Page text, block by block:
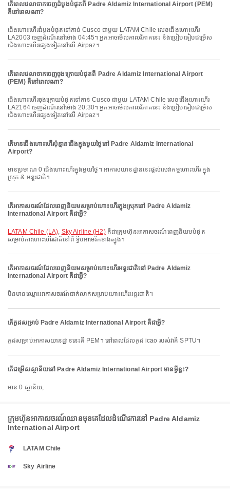
តើពេលវេលាចាកចេញដំបូងបំផុតពី Padre Aldamiz International Airport (PEM)
គឺនៅពេលណា?
ជើងហោះហើរដំបូងបំផុតទៅកាន់ Cusco ជាមួយ LATAM Chile លេខជើងហោះហើរ
LA2003 ចេញដំណើរនៅម៉ោង 04:45។ អ្នកអាចមើលកាលវិភាគនេះ និងប្រៀបធៀបជម្រើស
ជើងហោះហើរផ្សេងទៀតនៅលើ Airpaz។
តើពេលវេលាចាកចេញចុងក្រោយបំផុតពី Padre Aldamiz International Airport
(PEM) គឺនៅពេលណា?
ជើងហោះហើរចុងក្រោយបំផុតទៅកាន់ Cusco ជាមួយ LATAM Chile លេខជើងហោះហើរ
LA2164 ចេញដំណើរនៅម៉ោង 20:30។ អ្នកអាចមើលកាលវិភាគនេះ និងប្រៀបធៀបជម្រើស
ជើងហោះហើរផ្សេងទៀតនៅលើ Airpaz។
តើមានជើងហោះហើរប៉ុន្មានជើងក្នុងមួយថ្ងៃនៅ Padre Aldamiz International
Airport?
មានប្រមាណ 0 ជើងហោះហើរក្នុងមួយថ្ងៃ។ អាកាសយានដ្ឋាននេះផ្តល់សេវាកម្មហោះហើរ ក្នុង
ស្រុក & អន្តរជាតិ។
តើអាកាសចរណ៍ដែលពេញនិយមសម្រាប់ហោះហើរក្នុងស្រុកនៅ Padre Aldamiz
International Airport គឺជាអ្វី?
LATAM Chile (LA), Sky Airline (H2)គឺជាក្រុមហ៊ុនអាកាសចរណ៍ពេញនិយមបំផុត
សម្រាប់ការហោះហើរជាតិនៅពី ទ្វីបអាមេរិកខាងត្បូង។
តើអាកាសចរណ៍ដែលពេញនិយមសម្រាប់ហោះហើរអន្តរជាតិនៅ Padre Aldamiz
International Airport គឺជាអ្វី?
មិនមានឈ្មោះអាកាសចរណ៍ជាក់លាក់សម្រាប់ហោះហើរអន្តរជាតិ។
តើកូដសម្រាប់ Padre Aldamiz International Airport គឺជាអ្វី?
កូដសម្រាប់អាកាសយានដ្ឋាននេះគឺ PEM។ នៅពេលដែលកូដ icao របស់វាគឺ SPTU។
តើជម្រើសស្ថានីយនៅ Padre Aldamiz International Airport មានអ្វីខ្លះ?
មាន 0 ស្ថានីយ,
ក្រុមហ៊ុនអាកាសចរណ៍ឈានមុខគេដែលដំណើរការនៅ Padre Aldamiz
International Airport
LATAM Chile
Sky Airline